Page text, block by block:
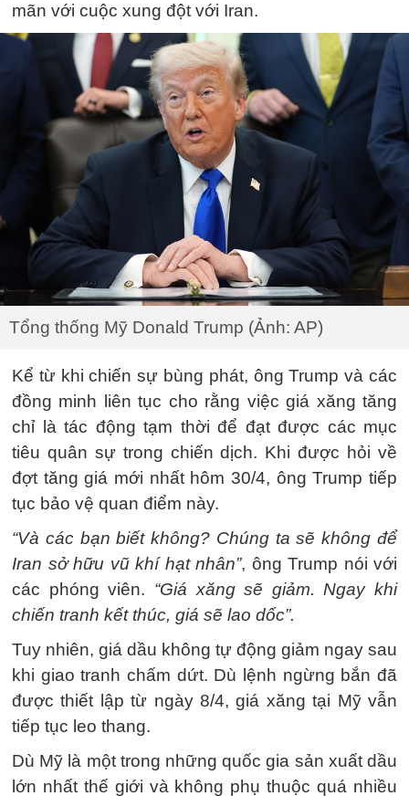
mãn với cuộc xung đột với Iran.
Tổng thống Mỹ Donald Trump (Ảnh: AP)
Kể từ khi chiến sự bùng phát, ông Trump và các
đồng minh liên tục cho rằng việc giá xăng tăng
chỉ là tác động tạm thời để đạt được các mục
tiêu quân sự trong chiến dịch. Khi được hỏi về
đợt tăng giá mới nhất hôm 30/4, ông Trump tiếp
tục bảo vệ quan điểm này.
“Và các bạn biết không? Chúng ta sẽ không để
Iran sở hữu vũ khí hạt nhân”, ông Trump nói với
các phóng viên. “Giá xăng sẽ giảm. Ngay khi
chiến tranh kết thúc, giá sẽ lao dốc”.
Tuy nhiên, giá dầu không tự động giảm ngay sau
khi giao tranh chấm dứt. Dù lệnh ngừng bắn đã
được thiết lập từ ngày 8/4, giá xăng tại Mỹ vẫn
tiếp tục leo thang.
Dù Mỹ là một trong những quốc gia sản xuất dầu
lớn nhất thế giới và không phụ thuộc quá nhiều